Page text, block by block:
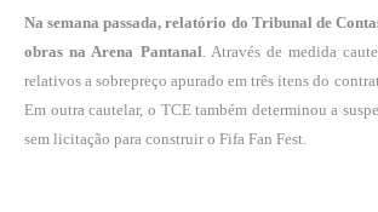
Na semana passada, relatório do Tribunal de
obras na Arena Pantanal. Através de medida
relativos a sobrepreço apurado em três itens do
Em outra cautelar, o TCE também determinou a
sem licitação para construir o Fifa Fan Fest.